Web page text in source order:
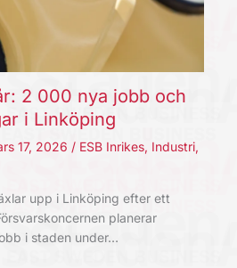
2 000 nya jobb och
i Linköping
17, 2026 / ESB Inrikes, Industri,
upp i Linköping efter ett
planerar
i staden under…